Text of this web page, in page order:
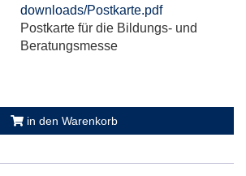
downloads/Postkarte.pdf
Postkarte für die Bildungs- und
Beratungsmesse
in den Warenkorb